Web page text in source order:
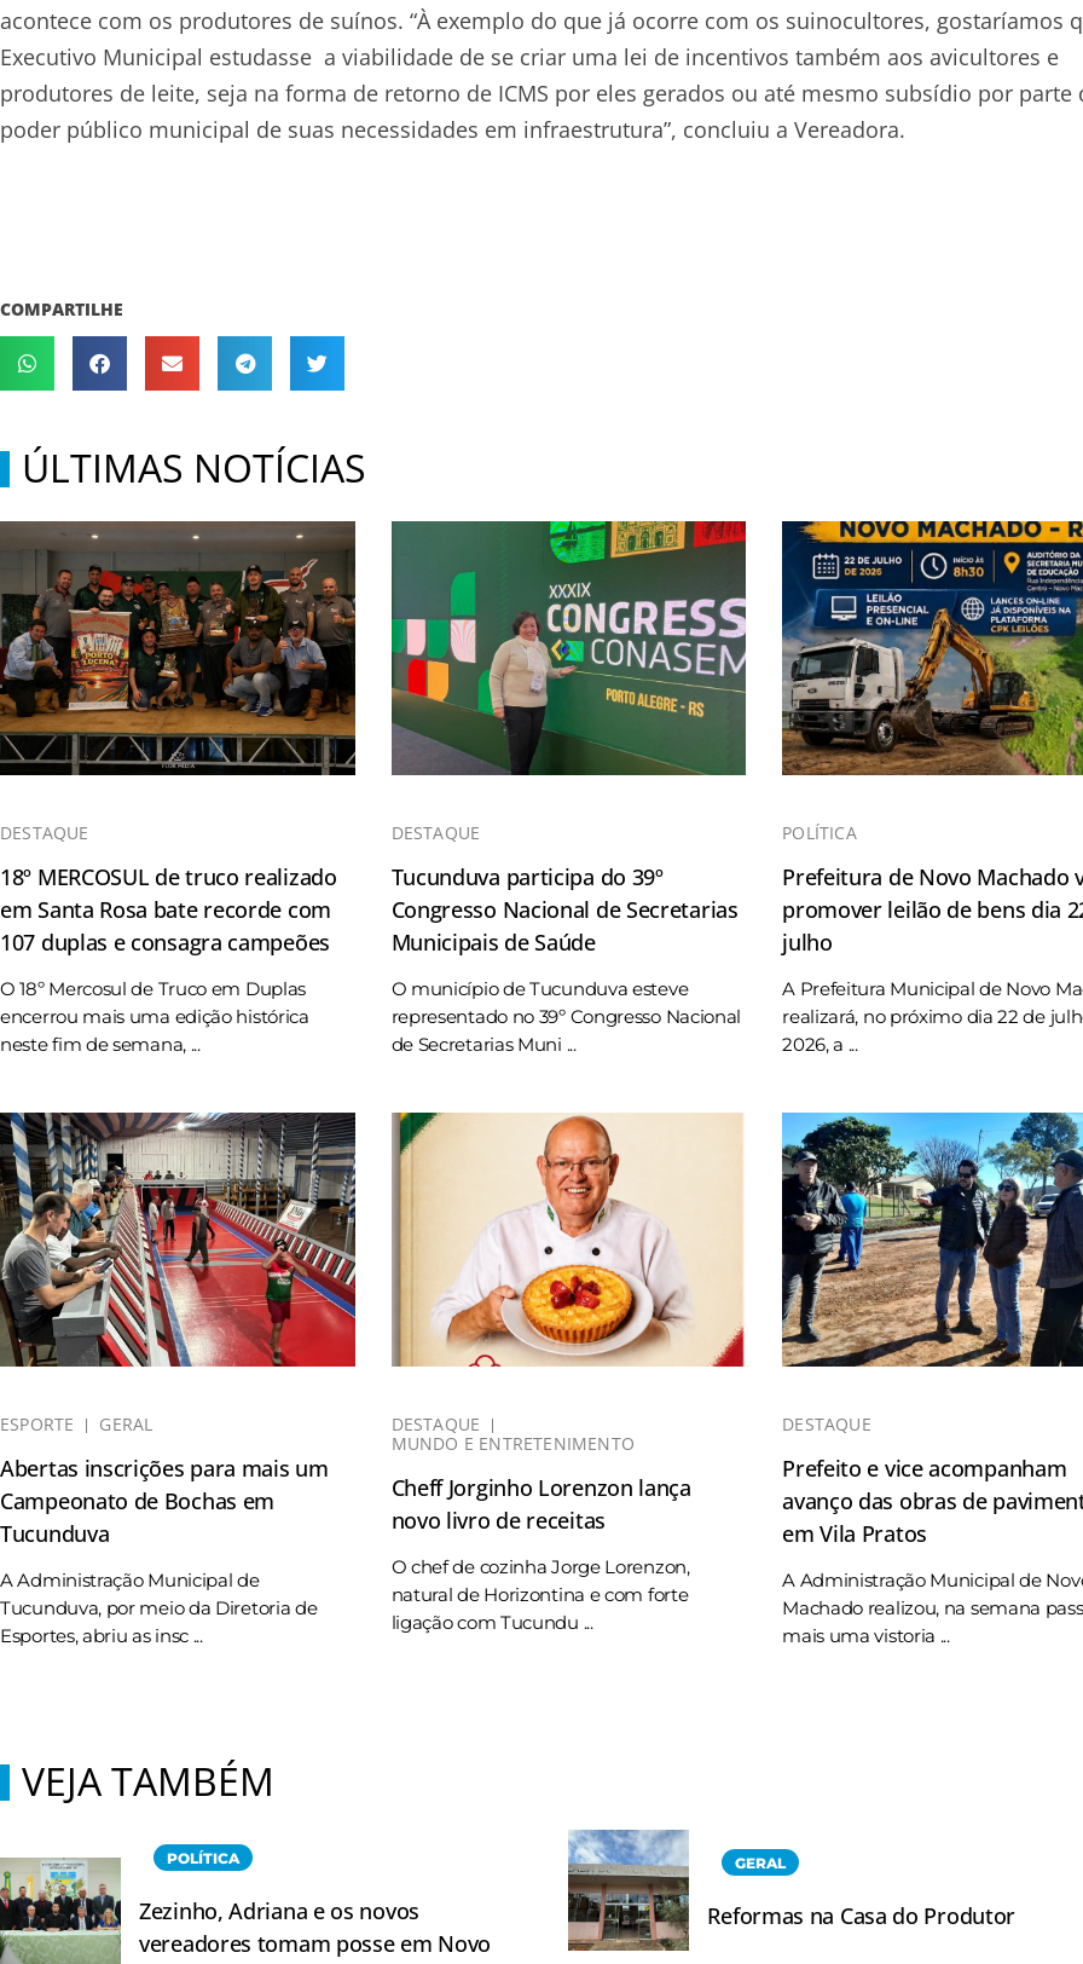
acontece com os produtores de suínos. “À exemplo do que já ocorre com os suinocultores, gostaríamos
Executivo Municipal estudasse a viabilidade de se criar uma lei de incentivos também aos avicultores e
produtores de leite, seja na forma de retorno de ICMS por eles gerados ou até mesmo subsídio por parte
poder público municipal de suas necessidades em infraestrutura”, concluiu a Vereadora.
COMPARTILHE
ÚLTIMAS NOTÍCIAS
DESTAQUE
18º MERCOSUL de truco realizado
em Santa Rosa bate recorde com
107 duplas e consagra campeões
O 18º Mercosul de Truco em Duplas
encerrou mais uma edição histórica
neste fim de semana, ...
DESTAQUE
Tucunduva participa do 39º
Congresso Nacional de Secretarias
Municipais de Saúde
O município de Tucunduva esteve
representado no 39º Congresso Nacional
de Secretarias Muni ...
POLÍTICA
Prefeitura de Novo Machado
promover leilão de bens dia
julho
A Prefeitura Municipal de Novo
realizará, no próximo dia 22 de
2026, a ...
ESPORTE GERAL
Abertas inscrições para mais um
Campeonato de Bochas em
Tucunduva
A Administração Municipal de
Tucunduva, por meio da Diretoria de
Esportes, abriu as insc ...
DESTAQUE
MUNDO E ENTRETENIMENTO
Cheff Jorginho Lorenzon lança
novo livro de receitas
O chef de cozinha Jorge Lorenzon,
natural de Horizontina e com forte
ligação com Tucundu ...
DESTAQUE
Prefeito e vice acompanham
avanço das obras de
em Vila Pratos
A Administração Municipal de
Machado realizou, na semana
mais uma vistoria ...
VEJA TAMBÉM
POLÍTICA
Zezinho, Adriana e os novos
vereadores tomam posse em Novo
GERAL
Reformas na Casa do Produtor